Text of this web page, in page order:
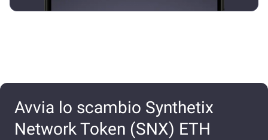
Avvia lo scambio Synthetix
Network Token (SNX) ETH